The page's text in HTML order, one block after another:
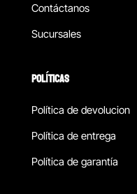
Contáctanos
Sucursales
POLÍTICAS
Política de devolucion
Política de entrega
Política de garantía